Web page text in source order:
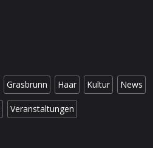
Grasbrunn Haar Kultur News
Veranstaltungen